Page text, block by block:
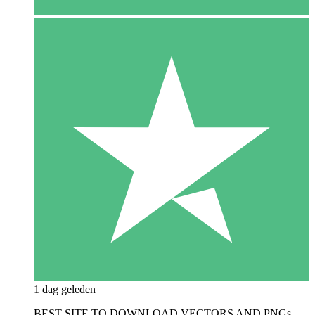
1 dag geleden